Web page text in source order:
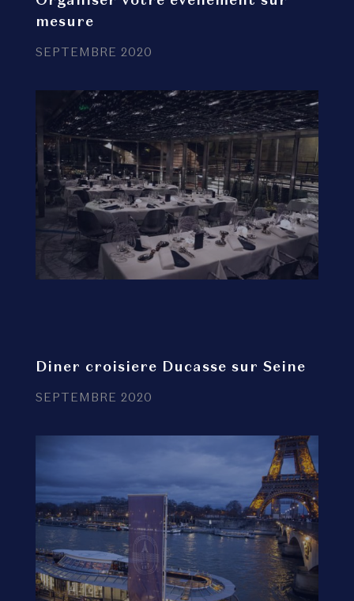
mesure
SEPTEMBRE 2020
Diner croisiere Ducasse sur Seine
SEPTEMBRE 2020